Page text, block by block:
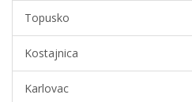
Topusko
Kostajnica
Karlovac